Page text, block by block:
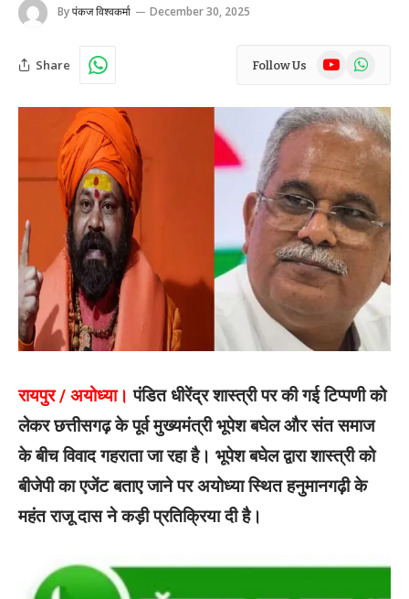
Byपंकज विश्वकर्मा December 30, 2025
Share Follow Us YouTubeWhatsApp
रायपुर / अयोध्या। पंडित धीरेंद्र शास्त्री पर की गई टिप्पणी को
लेकर छत्तीसगढ़ के पूर्व मुख्यमंत्री भूपेश बघेल और संत समाज
के बीच विवाद गहराता जा रहा है। भूपेश बघेल द्वारा शास्त्री को
बीजेपी का एजेंट बताए जाने पर अयोध्या स्थित हनुमानगढ़ी के
महंत राजू दास ने कड़ी प्रतिक्रिया दी है।